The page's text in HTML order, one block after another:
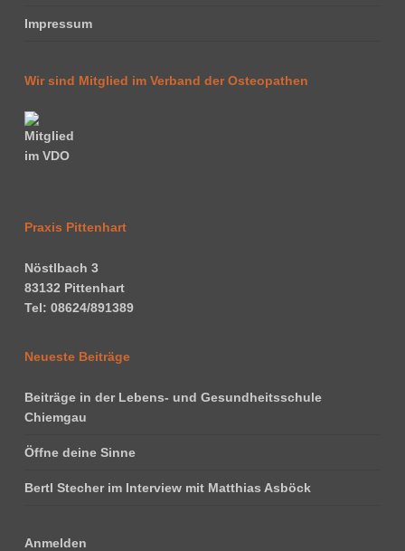
Impressum
Wir sind Mitglied im Verband der Osteopathen
Praxis Pittenhart
Nöstlbach 3
83132 Pittenhart
Tel: 08624/891389
Neueste Beiträge
Beiträge in der Lebens- und Gesundheitsschule
Chiemgau
Öffne deine Sinne
Bertl Stecher im Interview mit Matthias Asböck
Anmelden